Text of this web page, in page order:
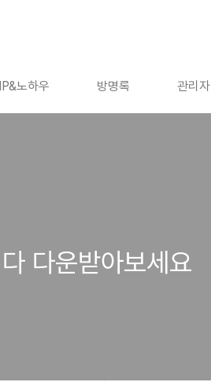
노하우 방명록 관리자
다운받아보세요